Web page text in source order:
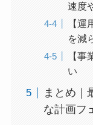
速度
【
を減
【
い
まとめ｜
な計画フ